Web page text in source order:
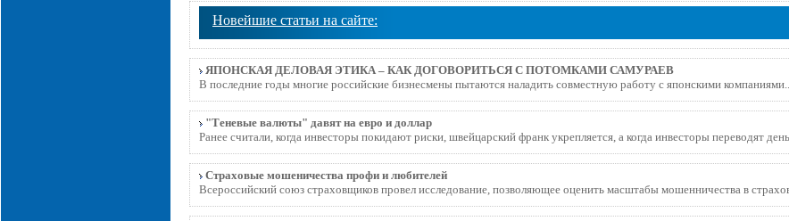
Новейшие статьи на сайте:
ЯПОНСКАЯ ДЕЛОВАЯ ЭТИКА – КАК ДОГОВОРИТЬСЯ С ПОТОМКАМИ САМУРАЕВ
В последние годы многие российские бизнесмены пытаются наладить совместную работу с японскими
"Теневые валюты" давят на евро и доллар
Ранее считали, когда инвесторы покидают риски, швейцарский франк укрепляется, а когда инвесторы переводят
Страховые мошеничества профи и любителей
Всероссийский союз страховщиков провел исследование, позволяющее оценить масштабы мошенничества в